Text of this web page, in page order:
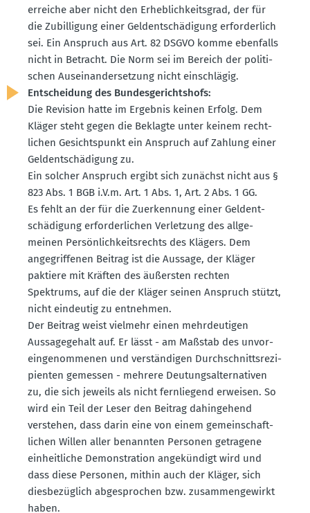
erreiche aber nicht den Erheb­lich­keitsgrad, der für
die Zubil­ligung einer Geldent­schä­digung erfor­derlich
sei. Ein Anspruch aus Art. 82 DSGVO komme ebenfalls
nicht in Betracht. Die Norm sei im Bereich der politi­
schen Ausein­an­der­setzung nicht einschlägig.
Entscheidung des Bundes­ge­richtshofs:
Die Revision hatte im Ergebnis keinen Erfolg. Dem
Kläger steht gegen die Beklagte unter keinem recht­
lichen Gesichts­punkt ein Anspruch auf Zahlung einer
Geldent­schä­digung zu.
Ein solcher Anspruch ergibt sich zunächst nicht aus §
823 Abs. 1 BGB i.V.m. Art. 1 Abs. 1, Art. 2 Abs. 1 GG.
Es fehlt an der für die Zuerkennung einer Geldent­
schä­digung erfor­der­lichen Verletzung des allge­
meinen Persön­lich­keits­rechts des Klägers. Dem
angegrif­fenen Beitrag ist die Aussage, der Kläger
paktiere mit Kräften des äußersten rechten
Spektrums, auf die der Kläger seinen Anspruch stützt,
nicht eindeutig zu entnehmen.
Der Beitrag weist vielmehr einen mehrdeu­tigen
Aussa­ge­gehalt auf. Er lässt - am Maßstab des unvor­
ein­ge­nom­menen und verstän­digen Durch­schnitts­re­zi­
pi­enten gemessen - mehrere Deutungs­al­ter­na­tiven
zu, die sich jeweils als nicht fernliegend erweisen. So
wird ein Teil der Leser den Beitrag dahin­gehend
verstehen, dass darin eine von einem gemein­schaft­
lichen Willen aller benannten Personen getragene
einheit­liche Demons­tration angekündigt wird und
dass diese Personen, mithin auch der Kläger, sich
diesbe­züglich abgesprochen bzw. zusam­men­ge­wirkt
haben.